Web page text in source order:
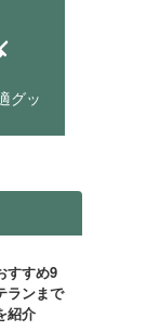
グッ
すすめ9
ランまで
紹介